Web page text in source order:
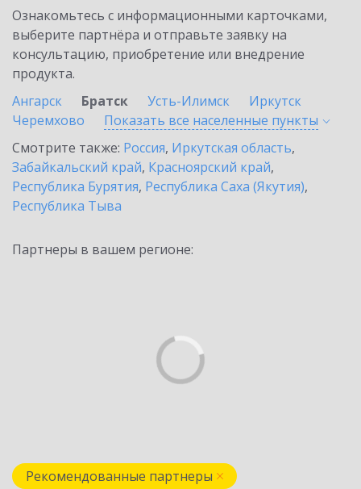
Ознакомьтесь с информационными карточками,
выберите партнёра и отправьте заявку на
консультацию, приобретение или внедрение
продукта.
Ангарск
Братск Усть-Илимск
Иркутск
Черемхово
Показать все населенные пункты
Смотрите также: Россия, Иркутская область,
Забайкальский край, Красноярский край,
Республика Бурятия, Республика Саха (Якутия),
Республика Тыва
Партнеры в вашем регионе:
Рекомендованные партнеры